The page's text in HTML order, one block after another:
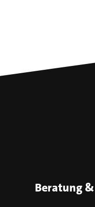
Beratung